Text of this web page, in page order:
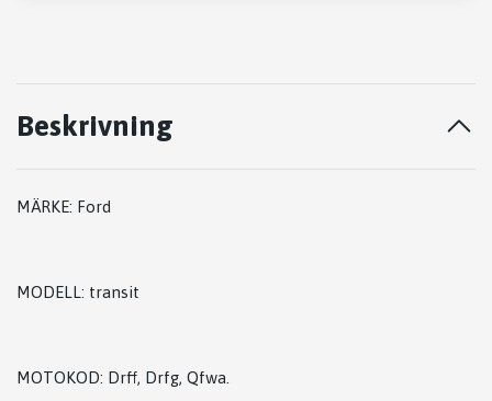
Beskrivning
MÄRKE: Ford
MODELL: transit
MOTOKOD: Drff, Drfg, Qfwa.